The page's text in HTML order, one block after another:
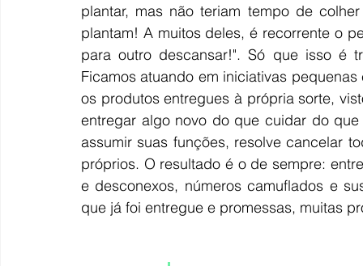
plantar, mas não teriam tempo de
plantam! A muitos deles, é recorrente o
para outro descansar!". Só que isso é
Ficamos atuando em iniciativas
os produtos entregues à própria sorte,
entregar algo novo do que cuidar do
assumir suas funções, resolve cancelar
próprios. O resultado é o de sempre:
e desconexos, números camuflados e
que já foi entregue e promessas, muitas